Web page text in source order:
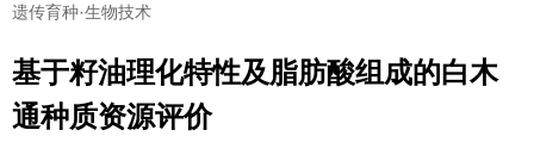
遗传育种·生物技术
基于籽油理化特性及脂肪酸组成的白木
通种质资源评价